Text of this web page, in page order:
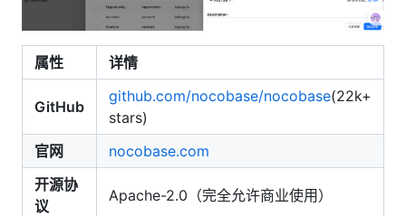
属性 详情
GitHub
github.com/nocobase/nocobase(22k+
stars)
官网
nocobase.com
开源协
议
Apache-2.0（完全允许商业使用）